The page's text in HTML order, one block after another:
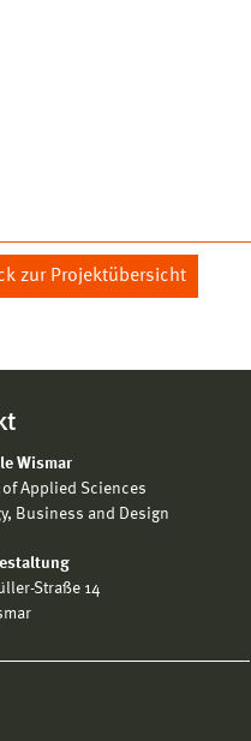
zur Projektübersicht
Wismar
Applied Sciences
Business and Design
Straße 14